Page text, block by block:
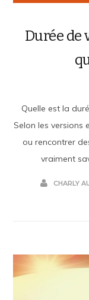
Durée de
Quelle est la
Selon les versions
ou rencontrer
vraiment
CHARLY